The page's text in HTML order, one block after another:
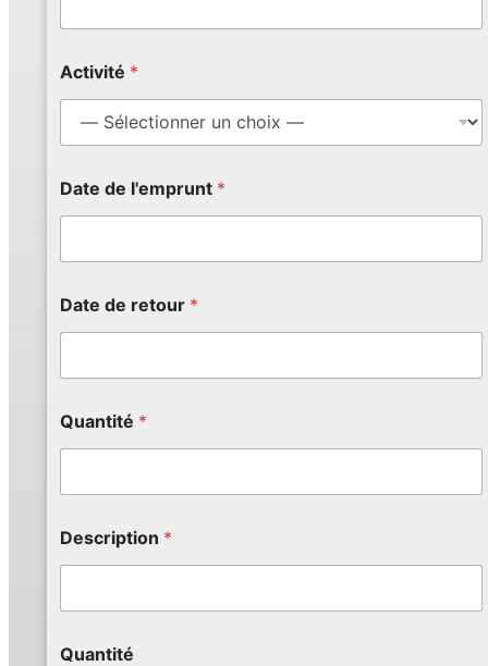
e
Q
t
t
é
u
n
t
i
é
Activité *
Date de l'emprunt *
Date de retour *
Quantité *
Description *
Quantité